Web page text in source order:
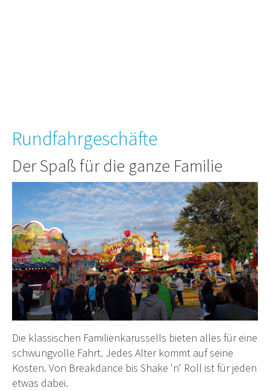
Rundfahrgeschäfte
Der Spaß für die ganze Familie
Die klassischen Familienkarussells bieten alles für eine
schwungvolle Fahrt. Jedes Alter kommt auf seine
Kosten. Von Breakdance bis Shake 'n' Roll ist für jeden
etwas dabei.